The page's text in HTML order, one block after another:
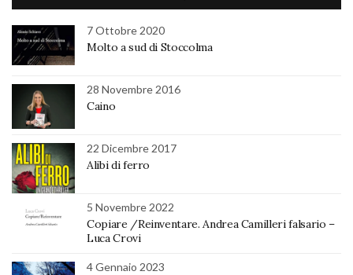
7 Ottobre 2020
Molto a sud di Stoccolma
28 Novembre 2016
Caino
22 Dicembre 2017
Alibi di ferro
5 Novembre 2022
Copiare /Reinventare. Andrea Camilleri falsario –
Luca Crovi
4 Gennaio 2023